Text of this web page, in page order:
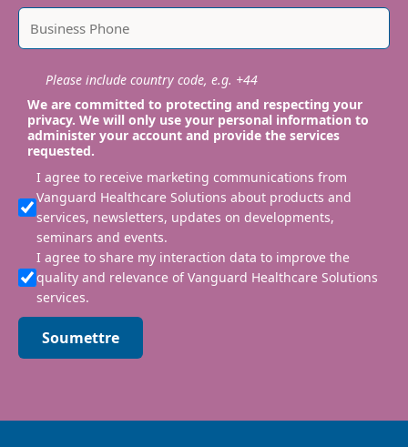
Please include country code, e.g. +44
We are committed to protecting and respecting your
privacy. We will only use your personal information to
administer your account and provide the services
requested.
I agree to receive marketing communications from
Vanguard Healthcare Solutions about products and
services, newsletters, updates on developments,
seminars and events.
I agree to share my interaction data to improve the
quality and relevance of Vanguard Healthcare Solutions
services.
Soumettre